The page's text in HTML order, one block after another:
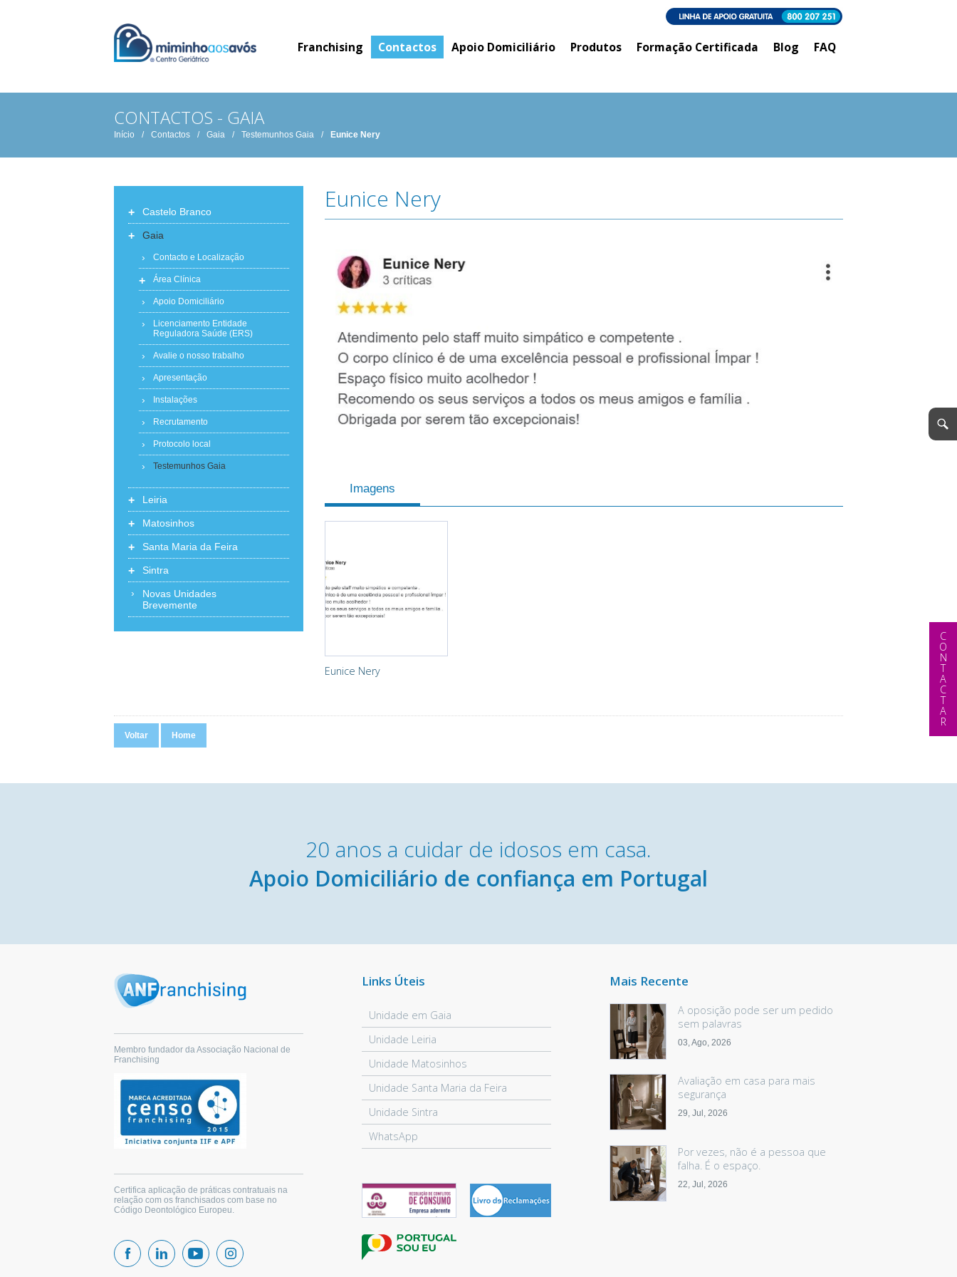
Franchising Contactos Apoio Domiciliário Produtos Formação Certificada Blog FAQ
CONTACTOS - GAIA
Início / Contactos / Gaia / Testemunhos Gaia / Eunice Nery
+ Castelo Branco
+ Gaia
Contacto e Localização
+ Área Clínica
Apoio Domiciliário
Licenciamento Entidade
Reguladora Saúde (ERS)
Avalie o nosso trabalho
Apresentação
Instalações
Recrutamento
Protocolo local
Testemunhos Gaia
+ Leiria
+ Matosinhos
+ Santa Maria da Feira
+ Sintra
Novas Unidades
Brevemente
Eunice Nery
Imagens
Eunice Nery
Voltar Home
20 anos a cuidar de idosos em casa.
Apoio Domiciliário de confiança em Portugal
Membro fundador da Associação Nacional de
Franchising
Certifica aplicação de práticas contratuais na
relação com os franchisados com base no
Código Deontológico Europeu.
Links Úteis
Unidade em Gaia
Unidade Leiria
Unidade Matosinhos
Unidade Santa Maria da Feira
Unidade Sintra
WhatsApp
Mais Recente
A oposição pode ser um pedido
sem palavras
03, Ago, 2026
Avaliação em casa para mais
segurança
29, Jul, 2026
Por vezes, não é a pessoa que
falha. É o espaço.
22, Jul, 2026
CONTACTAR